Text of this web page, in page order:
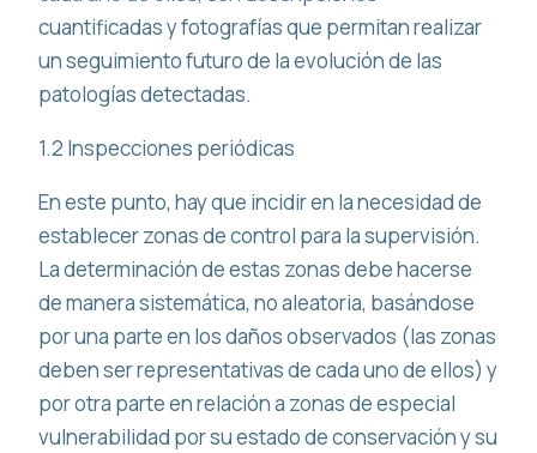
cuantificadas y fotografías que permitan realizar
un seguimiento futuro de la evolución de las
patologías detectadas.
1.2 Inspecciones periódicas
En este punto, hay que incidir en la necesidad de
establecer zonas de control para la supervisión.
La determinación de estas zonas debe hacerse
de manera sistemática, no aleatoria, basándose
por una parte en los daños observados (las zonas
deben ser representativas de cada uno de ellos) y
por otra parte en relación a zonas de especial
vulnerabilidad por su estado de conservación y su